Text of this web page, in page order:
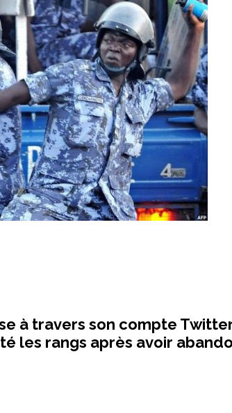
à travers son compte
les rangs après avoir